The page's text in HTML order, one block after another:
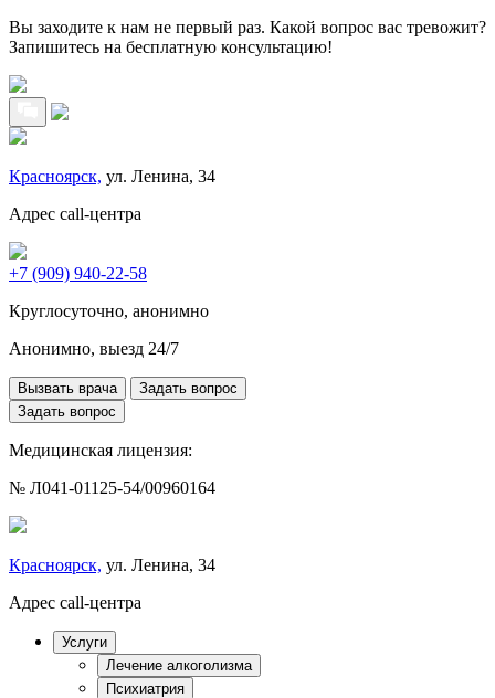
Вы заходите к нам не первый раз. Какой вопрос вас тревожит?
Запишитесь на бесплатную консультацию!
Красноярск, ул. Ленина, 34
Адрес call-центра
+7 (909) 940-22-58
Круглосуточно, анонимно
Анонимно, выезд 24/7
Вызвать врача
Задать вопрос
Задать вопрос
Медицинская лицензия:
№ Л041-01125-54/00960164
Красноярск, ул. Ленина, 34
Адрес call-центра
Услуги
Лечение алкоголизма
Психиатрия